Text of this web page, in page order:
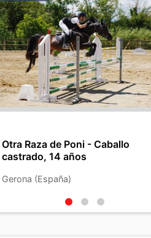
Otra Raza de Poni - Caballo
castrado, 14 años
Gerona (España)